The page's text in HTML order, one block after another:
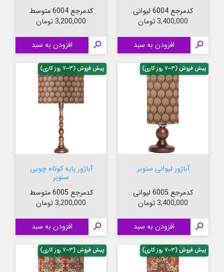
کدمرجع 6004 لیوانی
قیمت
3,400,000 تومان
 افزودن به سبد
کدمرجع 6004 متوسط
قیمت
3,200,000 تومان
 افزودن به سبد
آباژور لیوانی سنوبر
کدمرجع 6005 لیوانی
قیمت
3,400,000 تومان
 افزودن به سبد
پیش فروش (۳~۷ روز کاری)
آباژور پایه کوتاه چوبی
سنوبر
کدمرجع 6005 متوسط
قیمت
3,200,000 تومان
 افزودن به سبد
پیش فروش (۳~۷ روز کاری)
پیش فروش (۳~۷ روز کاری) پیش فروش (۳~۷ روز کاری)